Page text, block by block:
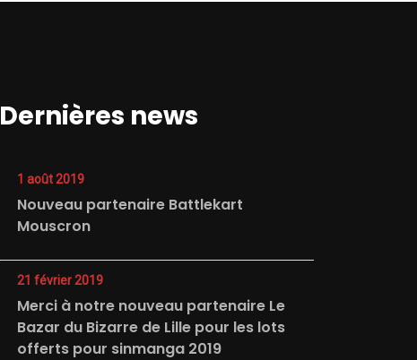
Dernières news
1 août 2019
Nouveau partenaire Battlekart
Mouscron
21 février 2019
Merci à notre nouveau partenaire Le
Bazar du Bizarre de Lille pour les lots
offerts pour sinmanga 2019